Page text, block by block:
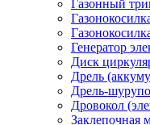
Газонный
Генератор
Диск
Дрель
Дрель-
Дровокол
Заклепочная